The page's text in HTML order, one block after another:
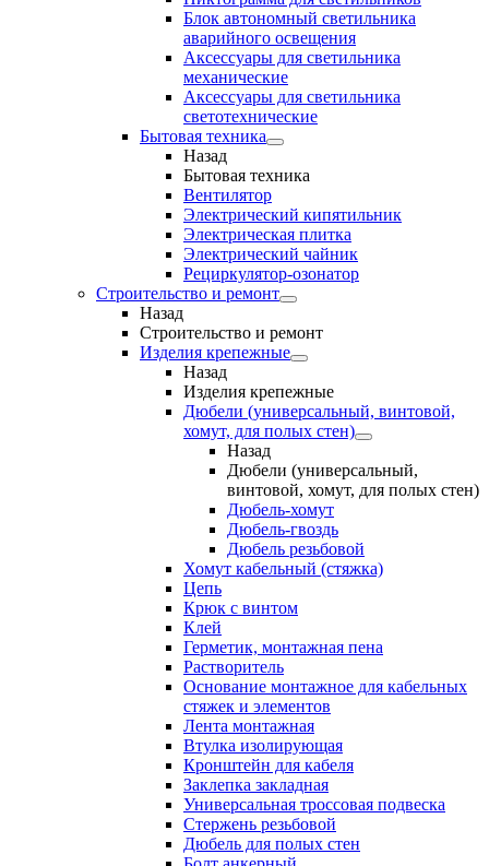
Блок автономный светильника
аварийного освещения
Аксессуары для светильника
механические
Аксессуары для светильника
светотехнические
Бытовая техника
Назад
Бытовая техника
Вентилятор
Электрический кипятильник
Электрическая плитка
Электрический чайник
Рециркулятор-озонатор
Строительство и ремонт
Назад
Строительство и ремонт
Изделия крепежные
Назад
Изделия крепежные
Дюбели (универсальный, винтовой,
хомут, для полых стен)
Назад
Дюбели (универсальный,
винтовой, хомут, для полых стен)
Дюбель-хомут
Дюбель-гвоздь
Дюбель резьбовой
Хомут кабельный (стяжка)
Цепь
Крюк с винтом
Клей
Герметик, монтажная пена
Растворитель
Основание монтажное для кабельных
стяжек и элементов
Лента монтажная
Втулка изолирующая
Кронштейн для кабеля
Заклепка закладная
Универсальная троссовая подвеска
Стержень резьбовой
Дюбель для полых стен